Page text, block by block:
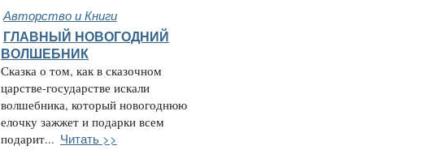
Авторство и Книги
ГЛАВНЫЙ НОВОГОДНИЙ
ВОЛШЕБНИК
Сказка о том, как в сказочном
царстве-государстве искали
волшебника, который новогоднюю
елочку зажжет и подарки всем
подарит... Читать >>